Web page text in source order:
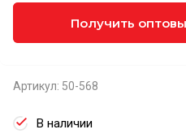
Получить
Артикул: 50-568
В наличии